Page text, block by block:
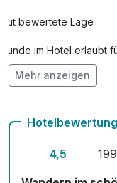
Gut bewertete Lage
Hunde im Hotel erlaubt
Auch vegetarische
Mehr anzeigen
4,5